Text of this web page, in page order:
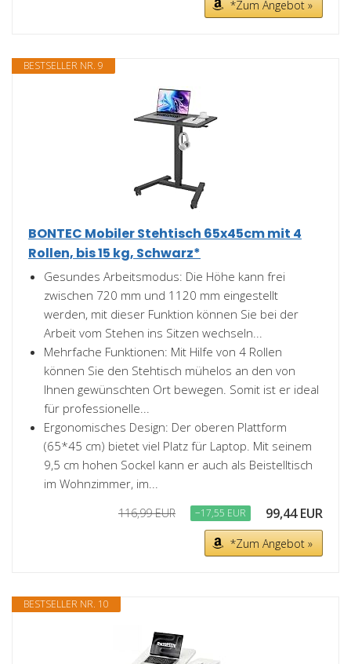
*Zum Angebot »
BESTSELLER NR. 9
BONTEC Mobiler Stehtisch 65x45cm mit 4
Rollen, bis 15 kg, Schwarz*
Gesundes Arbeitsmodus: Die Höhe kann frei
zwischen 720 mm und 1120 mm eingestellt
werden, mit dieser Funktion können Sie bei der
Arbeit vom Stehen ins Sitzen wechseln...
Mehrfache Funktionen: Mit Hilfe von 4 Rollen
können Sie den Stehtisch mühelos an den von
Ihnen gewünschten Ort bewegen. Somit ist er ideal
für professionelle...
Ergonomisches Design: Der oberen Plattform
(65*45 cm) bietet viel Platz für Laptop. Mit seinem
9,5 cm hohen Sockel kann er auch als Beistelltisch
im Wohnzimmer, im...
116,99 EUR −17,55 EUR 99,44 EUR
*Zum Angebot »
BESTSELLER NR. 10